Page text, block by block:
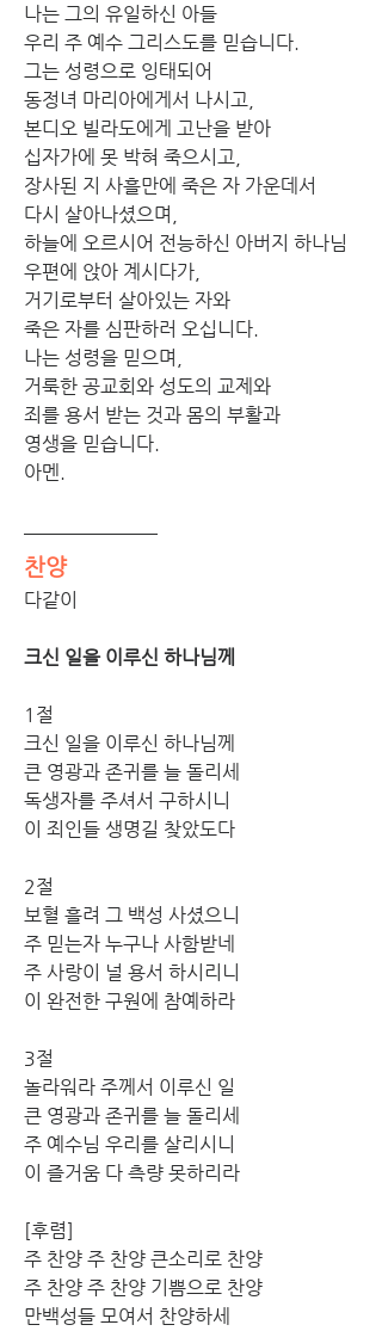
나는 그의 유일하신 아들
우리 주 예수 그리스도를 믿습니다.
그는 성령으로 잉태되어
동정녀 마리아에게서 나시고,
본디오 빌라도에게 고난을 받아
십자가에 못 박혀 죽으시고,
장사된 지 사흘만에 죽은 자 가운데서
다시 살아나셨으며,
하늘에 오르시어 전능하신 아버지 하나님
우편에 앉아 계시다가,
거기로부터 살아있는 자와
죽은 자를 심판하러 오십니다.
나는 성령을 믿으며,
거룩한 공교회와 성도의 교제와
죄를 용서 받는 것과 몸의 부활과
영생을 믿습니다.
아멘.
찬양
다같이
크신 일을 이루신 하나님께
1절
크신 일을 이루신 하나님께
큰 영광과 존귀를 늘 돌리세
독생자를 주셔서 구하시니
이 죄인들 생명길 찾았도다
2절
보혈 흘려 그 백성 사셨으니
주 믿는자 누구나 사함받네
주 사랑이 널 용서 하시리니
이 완전한 구원에 참예하라
3절
놀라워라 주께서 이루신 일
큰 영광과 존귀를 늘 돌리세
주 예수님 우리를 살리시니
이 즐거움 다 측량 못하리라
[후렴]
주 찬양 주 찬양 큰소리로 찬양
주 찬양 주 찬양 기쁨으로 찬양
만백성들 모여서 찬양하세